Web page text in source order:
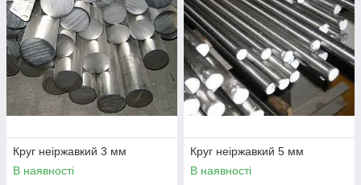
Круг неіржавкий 3 мм
В наявності
Круг неіржавкий 5 мм
В наявності